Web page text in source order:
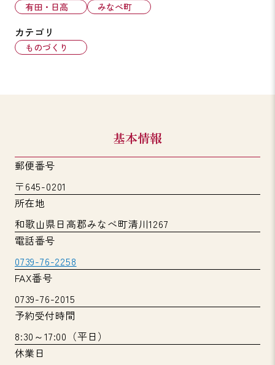
有田・日高 みなべ町
カテゴリ
ものづくり
基本情報
郵便番号
〒645-0201
所在地
和歌山県日高郡みなべ町清川1267
電話番号
0739-76-2258
FAX番号
0739-76-2015
予約受付時間
8:30～17:00（平日）
休業日